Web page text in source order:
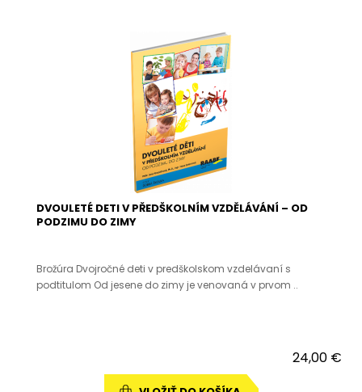
DVOULETÉ DETI V PŘEDŠKOLNÍM VZDĚLÁVÁNÍ – OD
PODZIMU DO ZIMY
Brožúra Dvojročné deti v predškolskom vzdelávaní s
podtitulom Od jesene do zimy je venovaná v prvom ..
24,00 €